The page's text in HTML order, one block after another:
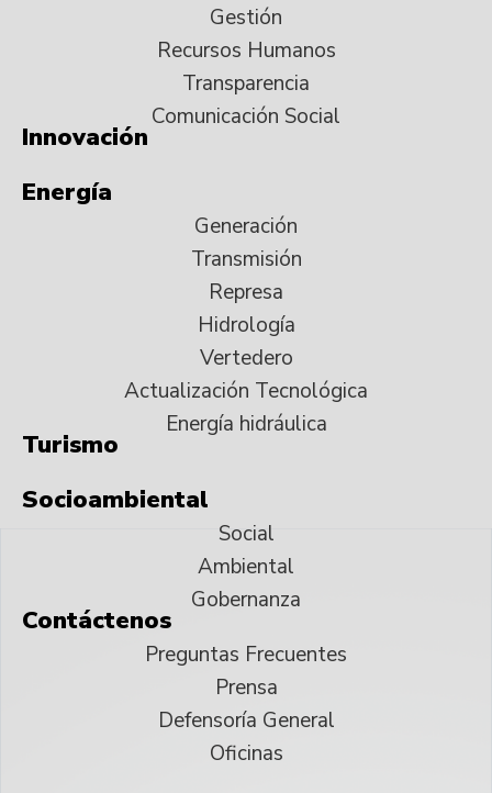
Gestión
Recursos Humanos
Transparencia
Comunicación Social
Innovación
Energía
Generación
Transmisión
Represa
Hidrología
Vertedero
Actualización Tecnológica
Energía hidráulica
Turismo
Socioambiental
Social
Ambiental
Gobernanza
Contáctenos
Preguntas Frecuentes
Prensa
Defensoría General
Oficinas